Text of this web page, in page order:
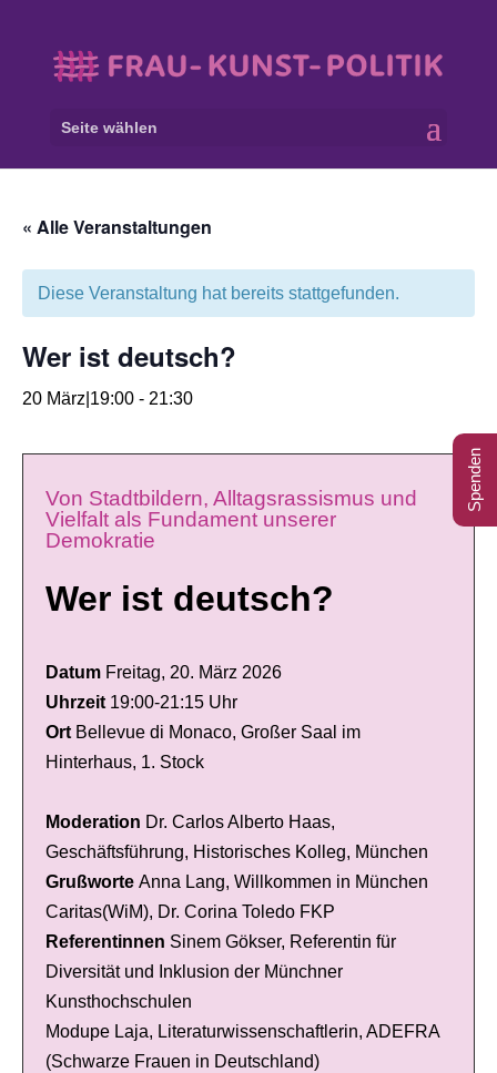
Seite wählen
« Alle Veranstaltungen
Diese Veranstaltung hat bereits stattgefunden.
Wer ist deutsch?
20 März|19:00 - 21:30
Von Stadtbildern, Alltagsrassismus und
Vielfalt als Fundament unserer
Demokratie
Wer ist deutsch?
Datum Freitag, 20. März 2026
Uhrzeit 19:00-21:15 Uhr
Ort Bellevue di Monaco, Großer Saal im
Hinterhaus, 1. Stock
Moderation Dr. Carlos Alberto Haas,
Geschäftsführung, Historisches Kolleg, München
GrußworteAnna Lang, Willkommen in München
Caritas(WiM), Dr. Corina Toledo FKP
Referentinnen Sinem Gökser, Referentin für
Diversität und Inklusion der Münchner
Kunsthochschulen
Modupe Laja, Literaturwissenschaftlerin, ADEFRA
(Schwarze Frauen in Deutschland)
Spenden